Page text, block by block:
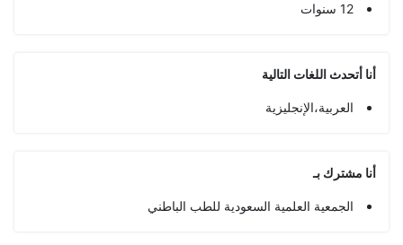
12 سنوات
أنا أتحدث اللغات التالية
العربية،الإنجليزية
أنا مشترك بـ
الجمعية العلمية السعودية للطب الباطني